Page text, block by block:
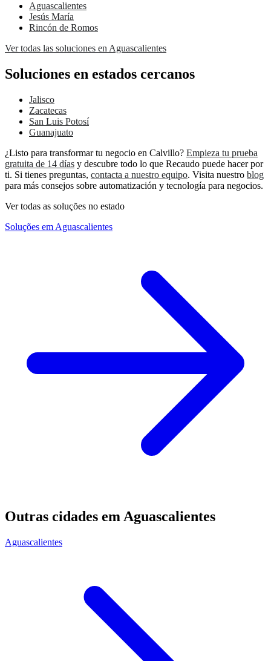
Aguascalientes
Jesús María
Rincón de Romos
Ver todas las soluciones en Aguascalientes
Soluciones en estados cercanos
Jalisco
Zacatecas
San Luis Potosí
Guanajuato
¿Listo para transformar tu negocio en Calvillo? Empieza tu prueba
gratuita de 14 días y descubre todo lo que Recaudo puede hacer por
ti. Si tienes preguntas, contacta a nuestro equipo. Visita nuestro blog
para más consejos sobre automatización y tecnología para negocios.
Ver todas as soluções no estado
Soluções em Aguascalientes
Outras cidades em Aguascalientes
Aguascalientes